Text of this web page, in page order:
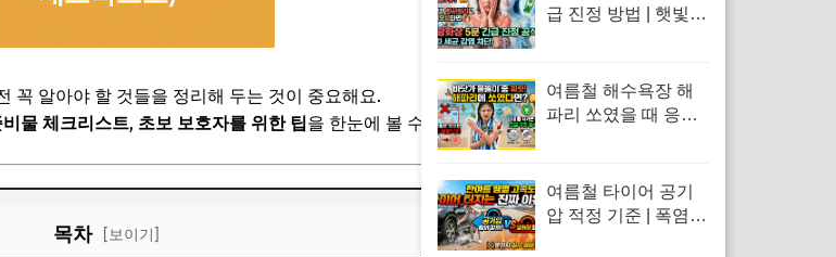
꼭 알아야 할 것들을 정리해 두는 것이 중요해요.
물 체크리스트, 초보 보호자를 위한 팁을 한눈에 볼 수 있도록 모았습니다.
목차 [보이기]
급 진정 방법 | 햇빛에
관리 수칙
여름철 해수욕장 해
파리 쏘였을 때 응급
바닷물 세척 수칙
여름철 타이어 공기
압 적정 기준 | 폭염